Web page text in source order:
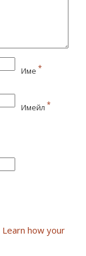
Име *
Имейл *
Learn how your